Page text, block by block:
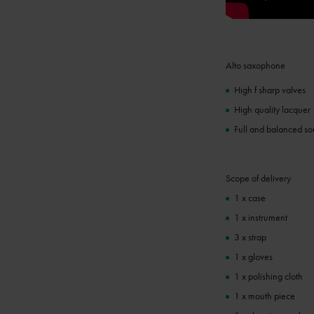
Alto saxophone
High f sharp valves
High quality lacquer
Full and balanced
Scope of delivery
1 x case
1 x instrument
3 x strap
1 x gloves
1 x polishing cloth
1 x mouth piece